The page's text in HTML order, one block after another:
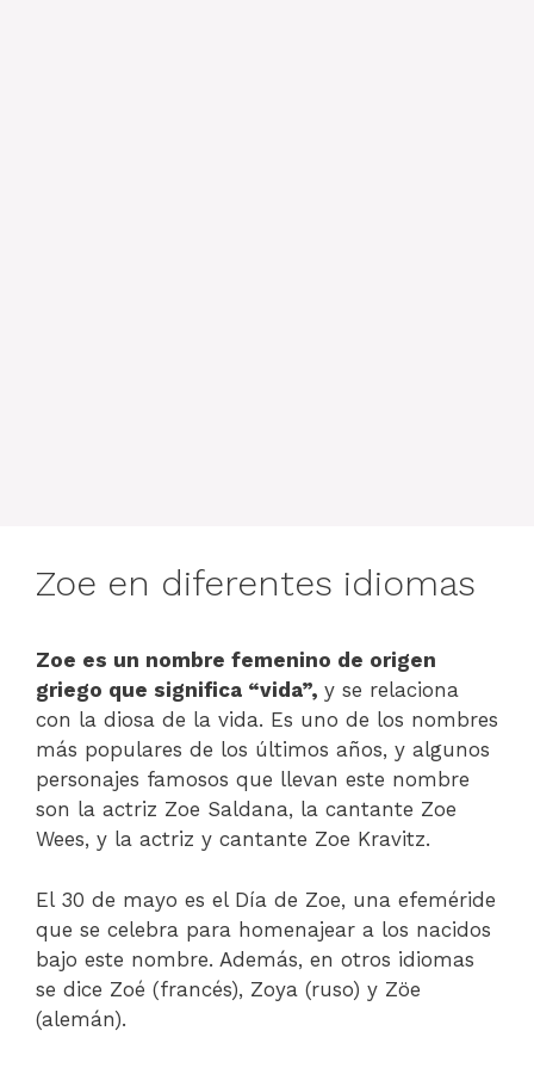
Zoe en diferentes idiomas
Zoe es un nombre femenino de origen
griego que significa “vida”, y se relaciona
con la diosa de la vida. Es uno de los nombres
más populares de los últimos años, y algunos
personajes famosos que llevan este nombre
son la actriz Zoe Saldana, la cantante Zoe
Wees, y la actriz y cantante Zoe Kravitz.
El 30 de mayo es el Día de Zoe, una efeméride
que se celebra para homenajear a los nacidos
bajo este nombre. Además, en otros idiomas
se dice Zoé (francés), Zoya (ruso) y Zöe
(alemán).